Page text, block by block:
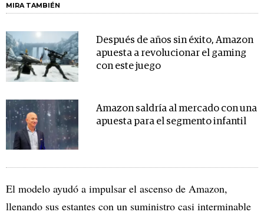
MIRA TAMBIÉN
Después de años sin éxito, Amazon
apuesta a revolucionar el gaming
con este juego
Amazon saldría al mercado con una
apuesta para el segmento infantil
El modelo ayudó a impulsar el ascenso de Amazon,
llenando sus estantes con un suministro casi interminable